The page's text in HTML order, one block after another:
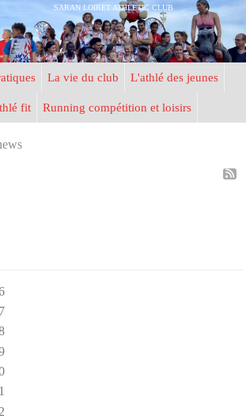
SARAN LOIRET ATHLETIC CLUB
La vie du club L'athlé des jeunes
fit Running compétition et loisirs
cookies